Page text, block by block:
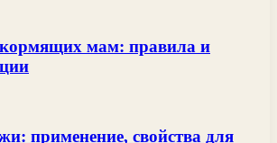
мам: правила и
применение, свойства для